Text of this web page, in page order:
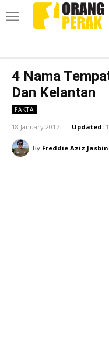
4 Nama
Dan Kelantan
FAKTA
18 January 2017 Updated:
By Freddie Aziz